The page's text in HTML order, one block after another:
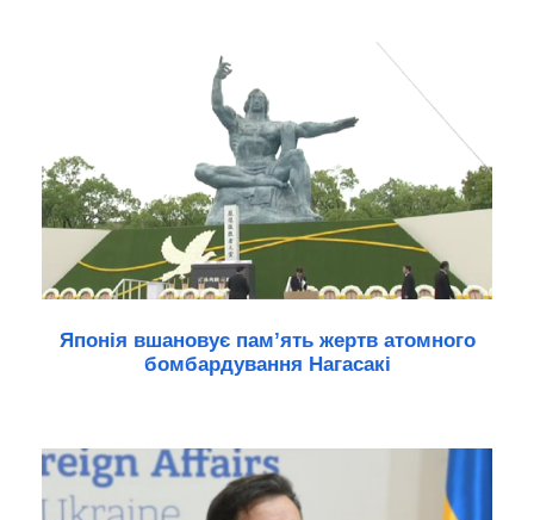
Японія вшановує пам’ять жертв атомного
бомбардування Нагасакі